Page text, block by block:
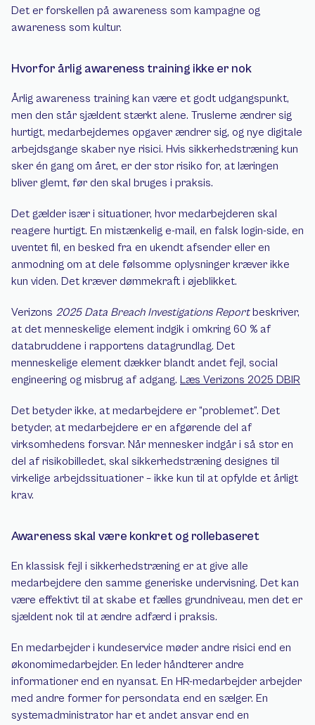
Det er forskellen på awareness som kampagne og
awareness som kultur.
Hvorfor årlig awareness training ikke er nok
Årlig awareness training kan være et godt udgangspunkt,
men den står sjældent stærkt alene. Truslerne ændrer sig
hurtigt, medarbejdernes opgaver ændrer sig, og nye digitale
arbejdsgange skaber nye risici. Hvis sikkerhedstræning kun
sker én gang om året, er der stor risiko for, at læringen
bliver glemt, før den skal bruges i praksis.
Det gælder især i situationer, hvor medarbejderen skal
reagere hurtigt. En mistænkelig e-mail, en falsk login-side, en
uventet fil, en besked fra en ukendt afsender eller en
anmodning om at dele følsomme oplysninger kræver ikke
kun viden. Det kræver dømmekraft i øjeblikket.
Verizons 2025 Data Breach Investigations Report beskriver,
at det menneskelige element indgik i omkring 60 % af
databruddene i rapportens datagrundlag. Det
menneskelige element dækker blandt andet fejl, social
engineering og misbrug af adgang. Læs Verizons 2025 DBIR
Det betyder ikke, at medarbejdere er “problemet”. Det
betyder, at medarbejdere er en afgørende del af
virksomhedens forsvar. Når mennesker indgår i så stor en
del af risikobilledet, skal sikkerhedstræning designes til
virkelige arbejdssituationer – ikke kun til at opfylde et årligt
krav.
Awareness skal være konkret og rollebaseret
En klassisk fejl i sikkerhedstræning er at give alle
medarbejdere den samme generiske undervisning. Det kan
være effektivt til at skabe et fælles grundniveau, men det er
sjældent nok til at ændre adfærd i praksis.
En medarbejder i kundeservice møder andre risici end en
økonomimedarbejder. En leder håndterer andre
informationer end en nyansat. En HR-medarbejder arbejder
med andre former for persondata end en sælger. En
systemadministrator har et andet ansvar end en